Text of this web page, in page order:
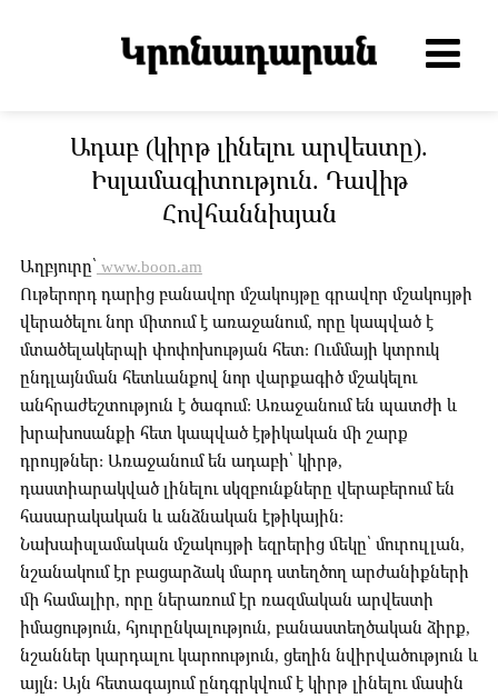
Ադաբ (կիրթ լինելու արվեստը).
Իսլամագիտություն. Դավիթ
Հովհաննիսյան
Աղբյուրը՝ www.boon.am
Ութերորդ դարից բանավոր մշակույթը գրավոր մշակույթի
վերածելու նոր միտում է առաջանում, որը կապված է
մտածելակերպի փոփոխության հետ: Ումմայի կտրուկ
ընդլայնման հետևանքով նոր վարքագիծ մշակելու
անհրաժեշտություն է ծագում: Առաջանում են պատժի և
խրախոսանքի հետ կապված էթիկական մի շարք
դրույթներ: Առաջանում են ադաբի՝ կիրթ,
դաստիարակված լինելու սկզբունքները վերաբերում են
հասարակական և անձնական էթիկային:
Նախաիսլամական մշակույթի եզրերից մեկը՝ մուրուլլան,
նշանակում էր բացարձակ մարդ ստեղծող արժանիքների
մի համալիր, որը ներառում էր ռազմական արվեստի
իմացություն, հյուրընկալություն, բանաստեղծական ձիրք,
նշաններ կարդալու կարոություն, ցեղին նվիրվածություն և
այլն: Այն հետագայում ընդգրկվում է կիրթ լինելու մասին